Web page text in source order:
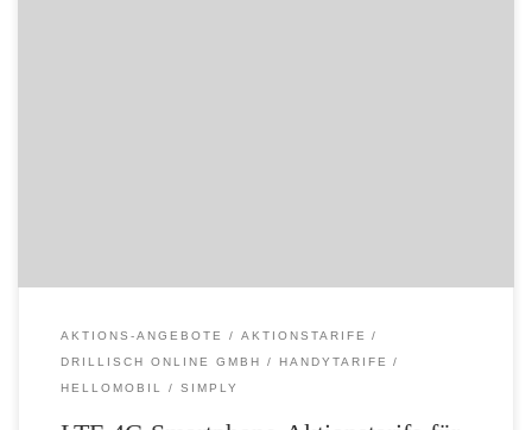
AKTIONS-ANGEBOTE
AKTIONSTARIFE
DRILLISCH ONLINE GMBH
HANDYTARIFE
HELLOMOBIL
SIMPLY